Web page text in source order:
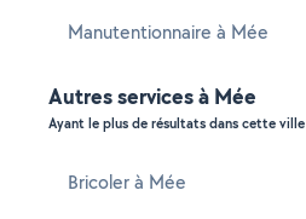
Manutentionnaire à Mée
Autres services à Mée
Ayant le plus de résultats dans cette ville
Bricoler à Mée